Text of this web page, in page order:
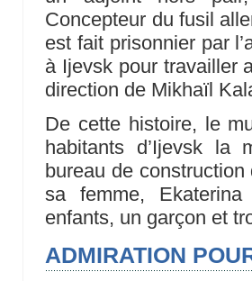
Concepteur du fusil
est fait prisonnier par
à Ijevsk pour travailler
direction de Mikhaïl
De cette histoire, le
habitants d’Ijevsk la
bureau de
sa femme,
enfants, un garçon et
ADMIRATION